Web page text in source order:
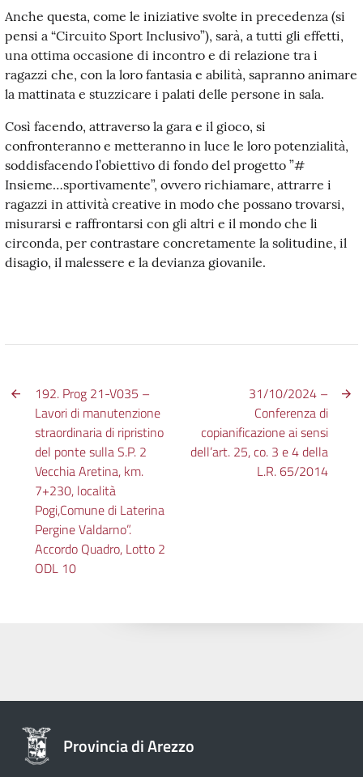
Anche questa, come le iniziative svolte in precedenza (si
pensi a “Circuito Sport Inclusivo”), sarà, a tutti gli effetti,
una ottima occasione di incontro e di relazione tra i
ragazzi che, con la loro fantasia e abilità, sapranno animare
la mattinata e stuzzicare i palati delle persone in sala.
Così facendo, attraverso la gara e il gioco, si
confronteranno e metteranno in luce le loro potenzialità,
soddisfacendo l’obiettivo di fondo del progetto ”#
Insieme…sportivamente”, ovvero richiamare, attrarre i
ragazzi in attività creative in modo che possano trovarsi,
misurarsi e raffrontarsi con gli altri e il mondo che li
circonda, per contrastare concretamente la solitudine, il
disagio, il malessere e la devianza giovanile.
192. Prog 21-V035 –
Lavori di manutenzione
straordinaria di ripristino
del ponte sulla S.P. 2
Vecchia Aretina, km.
7+230, località
Pogi,Comune di Laterina
Pergine Valdarno”.
Accordo Quadro, Lotto 2
ODL 10
31/10/2024 –
Conferenza di
copianificazione ai sensi
dell’art. 25, co. 3 e 4 della
L.R. 65/2014
Provincia di Arezzo